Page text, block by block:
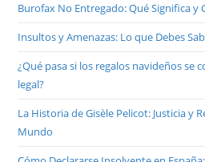
Burofax No Entregado: Qué Significa y
Insultos y Amenazas: Lo que Debes
¿Qué pasa si los regalos navideños se
legal?
La Historia de Gisèle Pelicot: Justicia y
Mundo